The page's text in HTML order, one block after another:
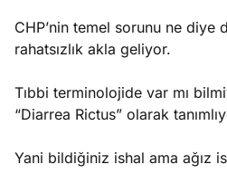
CHP’nin temel sorunu ne diye
rahatsızlık akla geliyor.
Tıbbi terminolojide var mı
“Diarrea Rictus” olarak
Yani bildiğiniz ishal ama ağız